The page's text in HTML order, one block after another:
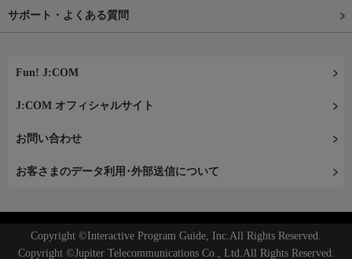
サポート・よくある質問
Fun! J:COM
J:COM オフィシャルサイト
お問い合わせ
お客さまのデータ利用･外部送信について
Copyright ©Interactive Program Guide, Inc.All Rights Reserved.
Copyright ©Jupiter Telecommunications Co., Ltd.All Rights Reserved.